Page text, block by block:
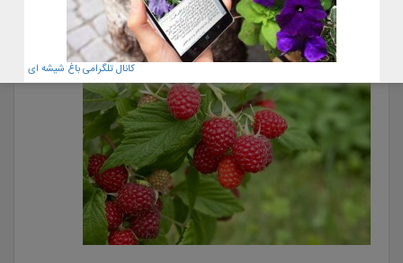
معرفی گل گوشت خوار کوزه ای٫ نپانتس
کانال تلگرامی باغ شیشه ای